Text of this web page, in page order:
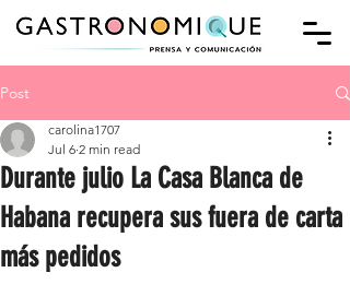
Post
Durante julio La Casa Blanca de
Habana recupera sus fuera de carta
más pedidos
carolina1707
Jul 6 2 min read